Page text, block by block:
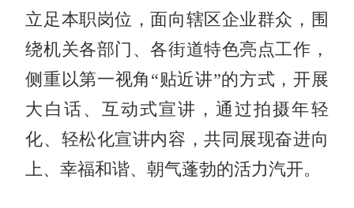
立足本职岗位，面向辖区企业群众，围
绕机关各部门、各街道特色亮点工作，
侧重以第一视角“贴近讲”的方式，开展
大白话、互动式宣讲，通过拍摄年轻
化、轻松化宣讲内容，共同展现奋进向
上、幸福和谐、朝气蓬勃的活力汽开。